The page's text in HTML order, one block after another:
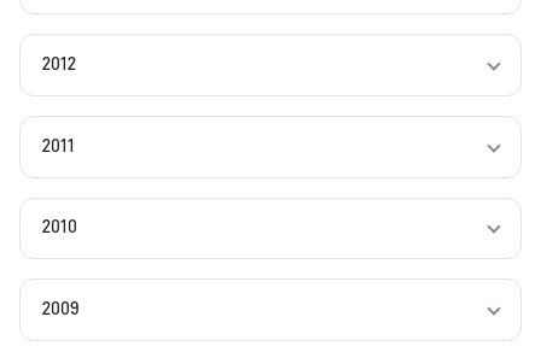
2012
2011
2010
2009